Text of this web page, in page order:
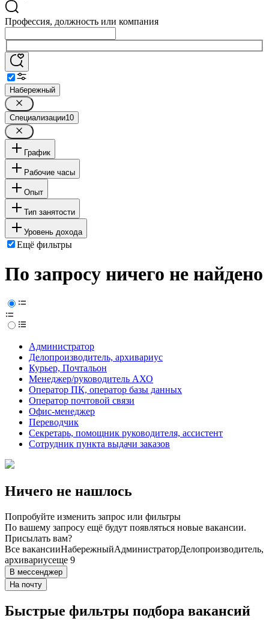
Профессия, должность или компания
Набережный
Специализации10
График
Рабочие часы
Опыт
Тип занятости
Уровень дохода
Ещё фильтры
По запросу ничего не найдено
Администратор
Делопроизводитель, архивариус
Курьер, Почтальон
Менеджер/руководитель АХО
Оператор ПК, оператор базы данных
Оператор почтовой связи
Офис-менеджер
Переводчик
Секретарь, помощник руководителя, ассистент
Сотрудник пункта выдачи заказов
Ничего не нашлось
Попробуйте изменить запрос или фильтры
По вашему запросу ещё будут появляться новые вакансии.
Присылать вам?
Все вакансииНабережныйАдминистраторДелопроизводитель,
архивариусеще 9
В мессенджер
На почту
Быстрые фильтры подбора вакансий